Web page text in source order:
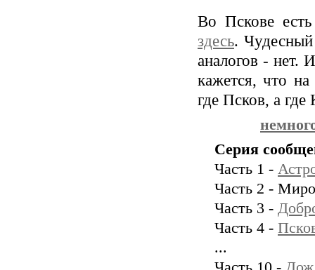
Во Пскове
здесь.
аналогов - нет.
кажется, что
где Псков, а где
Серия
Часть 1 -
Часть 2 -
Часть 3 -
Часть 4 -
...